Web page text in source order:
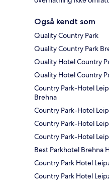
Også kendt som
Quality Country Park
Quality Country Park
Quality Hotel Country
Quality Hotel Country
Country Park-Hotel
Brehna
Country Park-Hotel
Country Park-Hotel
Country Park-Hotel
Best Parkhotel Brehna
Country Park Hotel
Country Park Hotel